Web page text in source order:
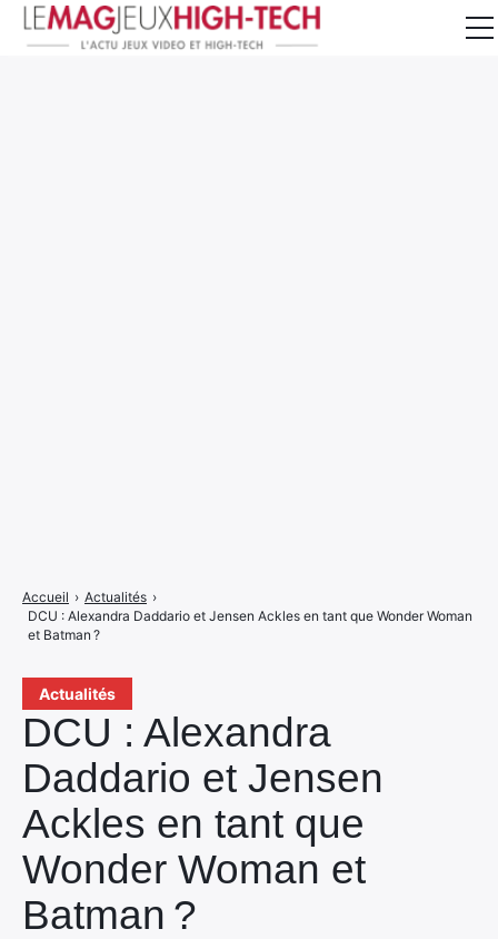
Actualités
DCU : Alexandra
Daddario et Jensen
Ackles en tant que
Wonder Woman et
Batman ?
Accueil › Actualités ›
DCU : Alexandra Daddario et Jensen Ackles en tant que Wonder Woman
et Batman ?